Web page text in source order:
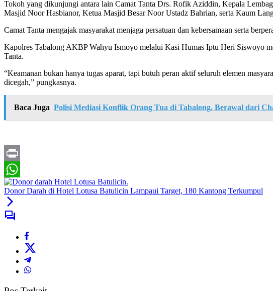
Tokoh yang dikunjungi antara lain Camat Tanta Drs. Rofik Aziddin, Kepala
Masjid Noor Hasbianor, Ketua Masjid Besar Noor Ustadz Bahrian, serta Kaum
Camat Tanta mengajak masyarakat menjaga persatuan dan kebersamaan serta
Kapolres Tabalong AKBP Wahyu Ismoyo melalui Kasi Humas Iptu Heri Siswoyo
Tanta.
“Keamanan bukan hanya tugas aparat, tapi butuh peran aktif seluruh elemen
dicegah,” pungkasnya.
Baca Juga Polisi Mediasi Konflik Orang Tua di Tabalong, Berawal dari
Print
WhatsApp
Donor Darah di Hotel Lotusa Batulicin Lampaui Target, 180 Kantong Terkumpul